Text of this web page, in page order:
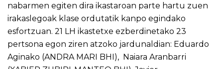
nabarmen egiten dira ikastaroan parte hartu zuen
irakaslegoak klase ordutatik kanpo egindako
esfortzuan. 21 LH ikastetxe ezberdinetako 23
pertsona egon ziren atzoko jardunaldian: Eduardo
Aginako (ANDRA MARI BHI), Naiara Aranbarri